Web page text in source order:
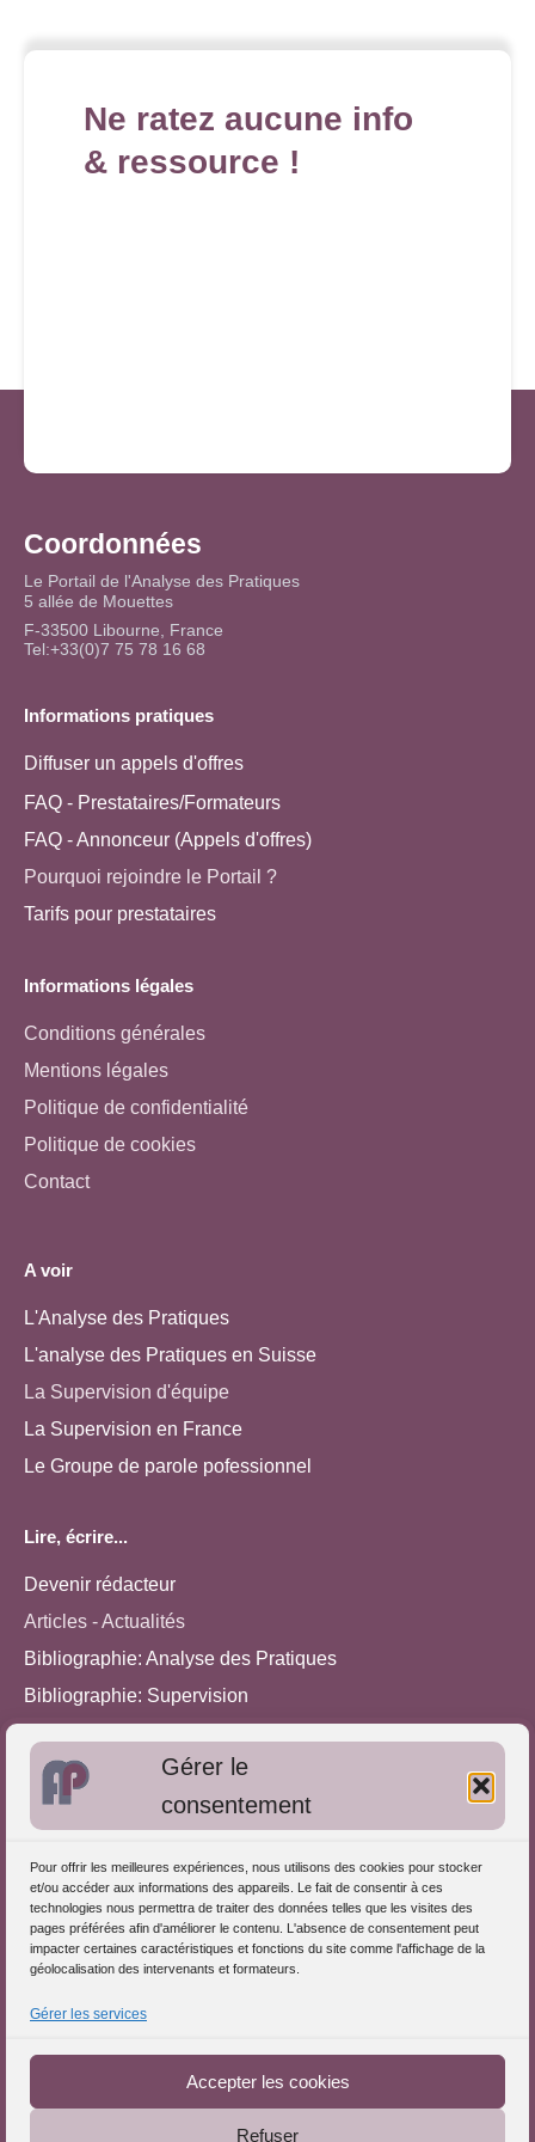
Gérer le
consentement
Pour offrir les meilleures expériences, nous utilisons des cookies pour stocker
et/ou accéder aux informations des appareils. Le fait de consentir à ces
technologies nous permettra de traiter des données telles que les visites des
pages préférées afin d'améliorer le contenu. L'absence de consentement peut
impacter certaines caractéristiques et fonctions du site comme l'affichage de la
géolocalisation des intervenants et formateurs.
Gérer les services
Accepter les cookies
Refuser
Ne ratez aucune info
& ressource !
Coordonnées
Le Portail de l'Analyse des Pratiques
5 allée de Mouettes
F-33500 Libourne, France
Tel:+33(0)7 75 78 16 68
Informations pratiques
Diffuser un appels d'offres
FAQ - Prestataires/Formateurs
FAQ - Annonceur (Appels d'offres)
Pourquoi rejoindre le Portail ?
Tarifs pour prestataires
Informations légales
Conditions générales
Mentions légales
Politique de confidentialité
Politique de cookies
Contact
A voir
L'Analyse des Pratiques
L'analyse des Pratiques en Suisse
La Supervision d'équipe
La Supervision en France
Le Groupe de parole pofessionnel
Lire, écrire...
Devenir rédacteur
Articles - Actualités
Bibliographie: Analyse des Pratiques
Bibliographie: Supervision
Approches de l'Analyse des pratiques
S'inscrire dans l'Annuaire
Publiez vos formations
Charte déontologique
Téléchargez le Guide